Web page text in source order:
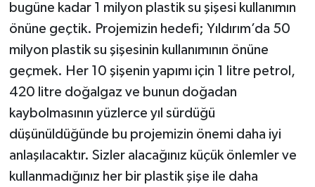
bugüne kadar 1 milyon plastik su şişesi kullanımın
önüne geçtik. Projemizin hedefi; Yıldırım’da 50
milyon plastik su şişesinin kullanımının önüne
geçmek. Her 10 şişenin yapımı için 1 litre petrol,
420 litre doğalgaz ve bunun doğadan
kaybolmasının yüzlerce yıl sürdüğü
düşünüldüğünde bu projemizin önemi daha iyi
anlaşılacaktır. Sizler alacağınız küçük önlemler ve
kullanmadığınız her bir plastik şişe ile daha